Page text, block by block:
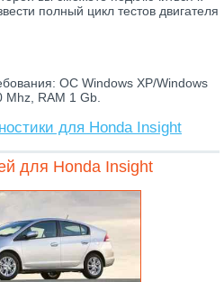
полный цикл тестов двигателя
ОС Windows XP/Windows
Mhz, RAM 1 Gb.
для Honda Insight
для Honda Insight